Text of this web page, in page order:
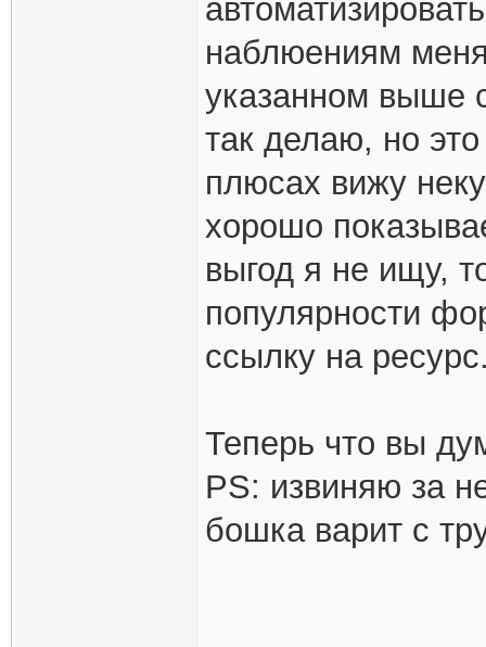
наблюениям
указанном выше
так делаю, но
плюсах вижу
хорошо
выгод я не ищу,
популярности
ссылку на
Теперь что вы
PS: извиняю за
бошка варит с